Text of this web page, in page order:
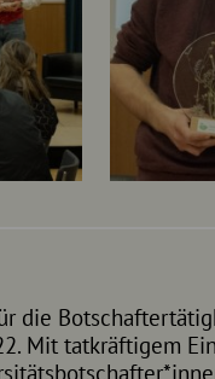
die
Mit tatkräftigem